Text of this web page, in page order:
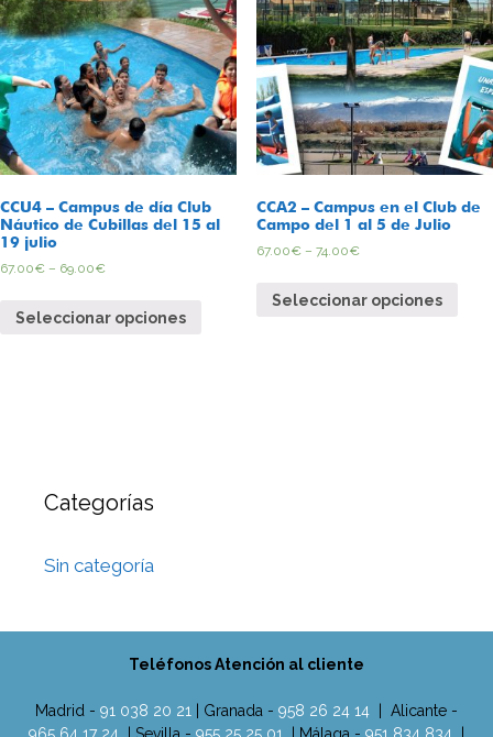
CCU4 – Campus de día Club
Náutico de Cubillas del 15 al
19 julio
67.00€ – 69.00€
Seleccionar opciones
CCA2 – Campus en el Club de
Campo del 1 al 5 de Julio
67.00€– 74.00€
Seleccionar opciones
Categorías
Sin categoría
Teléfonos Atención al cliente
Madrid - 91 038 20 21 | Granada - 958 26 24 14 | Alicante -